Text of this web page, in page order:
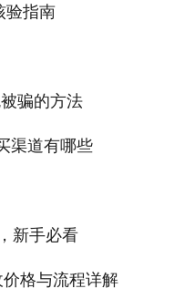
验指南
骗的方法
渠道有哪些
新手必看
格与流程详解